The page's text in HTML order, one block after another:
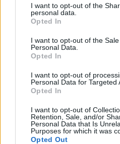
I want to opt-out of the
personal data.
Opted In
I want to opt-out of the
Personal Data.
Opted In
I want to opt-out of
Personal Data for Targeted
Opted In
I want to opt-out of
Retention, Sale, and/or
Personal Data that Is
Purposes for which it was
Opted Out
GLOBÁL
Megállíthatatlan új
el: súlyos veszélyre
A mesterséges intelligencia
tervezett.